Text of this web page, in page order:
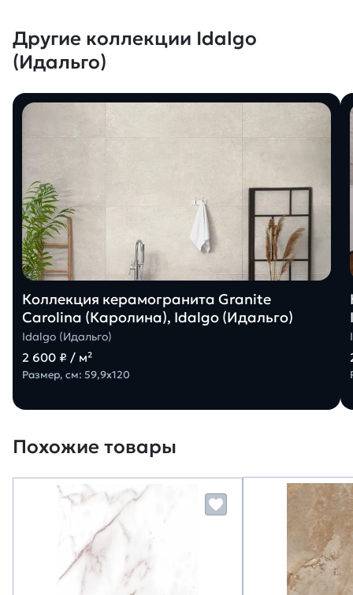
Другие коллекции Idalgo
(Идальго)
Коллекция керамогранита Granite
Carolina (Каролина), Idalgo (Идальго)
Idalgo (Идальго)
2 600 ₽ / м²
Размер, см: 59,9х120
Похожие товары